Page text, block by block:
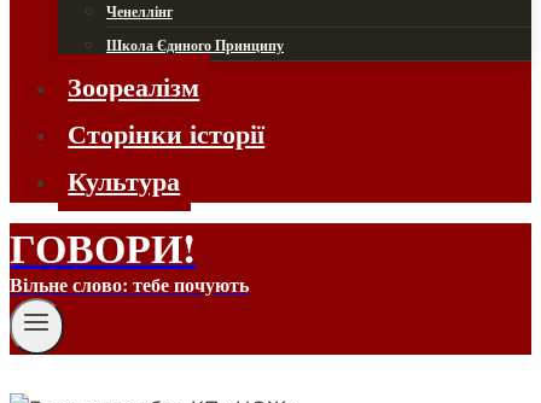
Ченеллінг
Школа Єдиного Принципу
Зоореалізм
Сторінки історії
Культура
ГОВОРИ!
Вільне слово: тебе почують